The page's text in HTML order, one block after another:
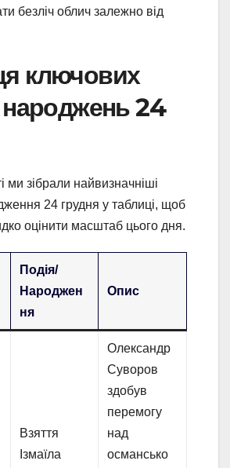
безліч облич залежно від
ключових
народжень 24
ми зібрали найвизначніші
24 грудня у таблиці, щоб
оцінити масштаб цього дня.
Подія/
Народжен
ня
Опис
Взяття
Ізмаїла
Олександр
Суворов
здобув
перемогу
над
османсько